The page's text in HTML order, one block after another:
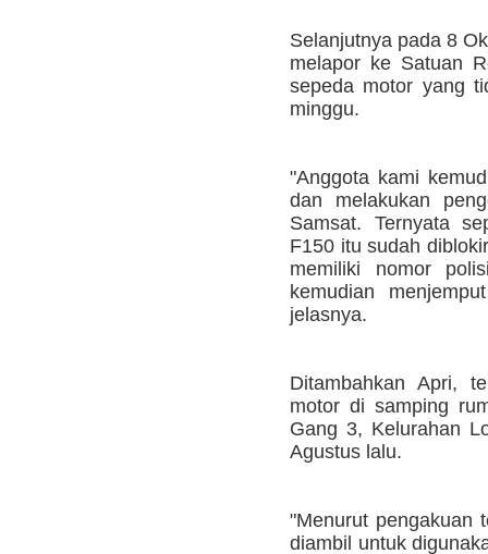
Selanjutnya pada 8
melapor ke Satuan
sepeda motor yang
minggu.
"Anggota kami
dan melakukan
Samsat. Ternyata
F150 itu sudah
memiliki nomor
kemudian
jelasnya.
Ditambahkan Apri,
motor di samping
Gang 3, Kelurahan
Agustus lalu.
"Menurut pengakuan
diambil untuk